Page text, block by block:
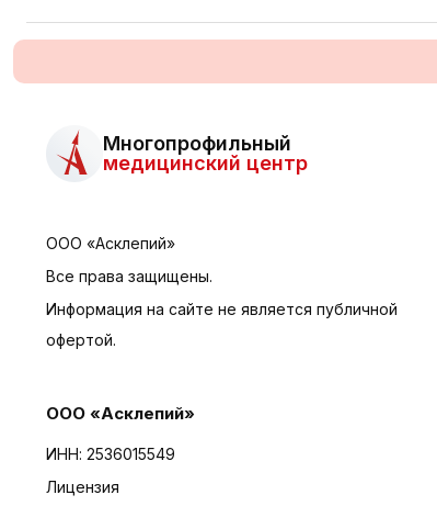
Многопрофильный
медицинский центр
ООО «Асклепий»
Все права защищены.
Информация на сайте не является публичной
офертой.
ООО «Асклепий»
ИНН: 2536015549
Лицензия